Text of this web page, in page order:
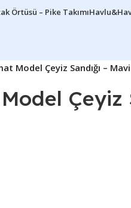
Örtüsü – Pike Takımı
Model Çeyiz Sandığı – Mavi
Çeyiz